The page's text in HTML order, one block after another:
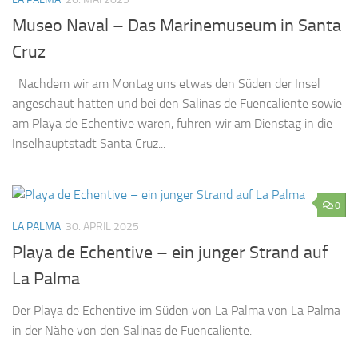
Museo Naval – Das Marinemuseum in Santa
Cruz
Nachdem wir am Montag uns etwas den Süden der Insel
angeschaut hatten und bei den Salinas de Fuencaliente sowie
am Playa de Echentive waren, fuhren wir am Dienstag in die
Inselhauptstadt Santa Cruz...
0
LA PALMA 30. APRIL 2025
Playa de Echentive – ein junger Strand auf
La Palma
Der Playa de Echentive im Süden von La Palma von La Palma
in der Nähe von den Salinas de Fuencaliente.